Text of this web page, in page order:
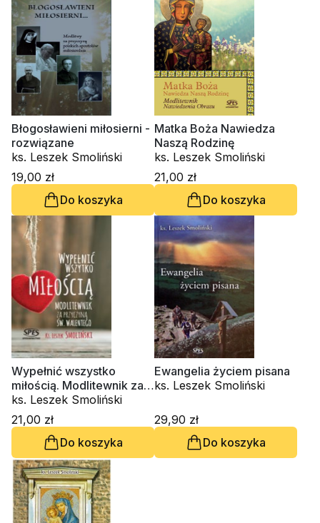
Błogosławieni miłosierni -
rozwiązane
ks. Leszek Smoliński
19,00 zł
Do koszyka
Matka Boża Nawiedza
Naszą Rodzinę
ks. Leszek Smoliński
21,00 zł
Do koszyka
Wypełnić wszystko
miłością. Modlitewnik za
przyczyną św. Walentego
ks. Leszek Smoliński
21,00 zł
Do koszyka
Ewangelia życiem pisana
ks. Leszek Smoliński
29,90 zł
Do koszyka